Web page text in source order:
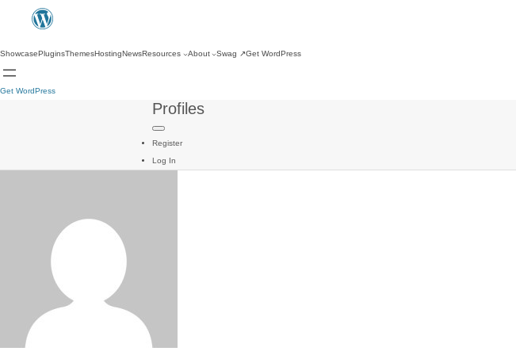
ShowcasePluginsThemesHostingNewsResources About Swag ↗Get WordPress
Get WordPress
Profiles
Register
Log In